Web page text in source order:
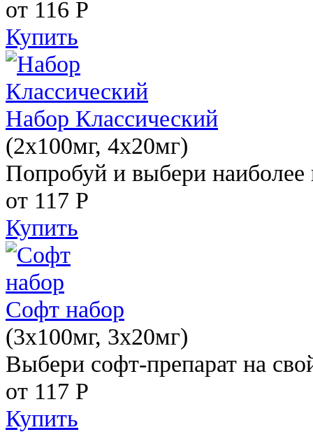
от 116 Р
Купить
Набор Классический
(2x100мг, 4x20мг)
Попробуй и выбери наиболее
от 117 Р
Купить
Софт набор
(3x100мг, 3x20мг)
Выбери софт-препарат на
от 117 Р
Купить